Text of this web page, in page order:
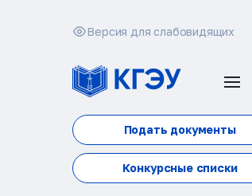
Версия для слабовидящих
Подать документы
Конкурсные списки